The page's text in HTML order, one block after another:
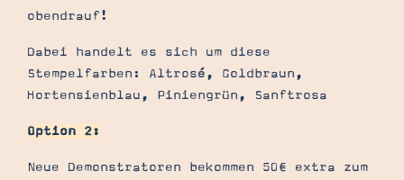
obendrauf!
Dabei handelt es sich um diese
Stempelfarben: Altrosé, Goldbraun,
Hortensienblau, Piniengrün, Sanftrosa
Option 2:
Neue Demonstratoren bekommen 50€ extra zum